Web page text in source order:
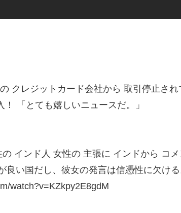
クレジットカード会社から 取引停止さ
「とても嬉しいニュースだ。」
の インド人 女性の 主張に インドから コ
良い国だし、彼女の発言は信憑性に欠ける
watch?v=KZkpy2E8gdM